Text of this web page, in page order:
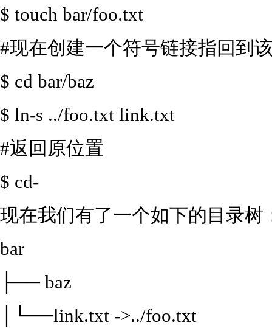
$ touch bar/foo.txt
#现在创建一个符号链接指回到
$ cd bar/baz
$ ln-s ../foo.txt link.txt
#返回原位置
$ cd-
现在我们有了一个如下的目录树
bar
├── baz
│└──link.txt ->../foo.txt